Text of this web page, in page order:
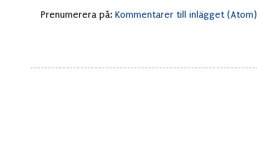
Prenumerera på: Kommentarer till inlägget (Atom)